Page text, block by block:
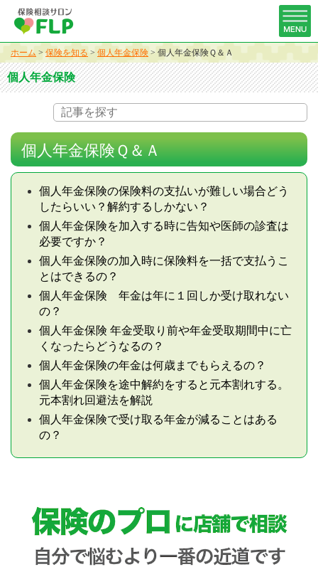
ホーム > 保険を知る > 個人年金保険 > 個人年金保険Ｑ＆Ａ
個人年金保険
個人年金保険Ｑ＆Ａ
個人年金保険の保険料の支払いが難しい場合どう
したらいい？解約するしかない？
個人年金保険を加入する時に告知や医師の診査は
必要ですか？
個人年金保険の加入時に保険料を一括で支払うこ
とはできるの？
個人年金保険 年金は年に１回しか受け取れない
の？
個人年金保険 年金受取り前や年金受取期間中に亡
くなったらどうなるの？
個人年金保険の年金は何歳までもらえるの？
個人年金保険を途中解約をすると元本割れする。
元本割れ回避法を解説
個人年金保険で受け取る年金が減ることはある
の？